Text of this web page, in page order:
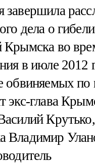
завершила
дела о
Крымска во
в июле 2012
обвиняемых по
экс-глава
Владимир